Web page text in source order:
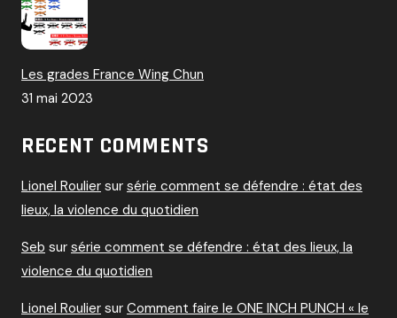
Les grades France Wing Chun
31 mai 2023
RECENT COMMENTS
Lionel Roulier sur série comment se défendre : état des
lieux, la violence du quotidien
Seb sur série comment se défendre : état des lieux, la
violence du quotidien
Lionel Roulier sur Comment faire le ONE INCH PUNCH « le